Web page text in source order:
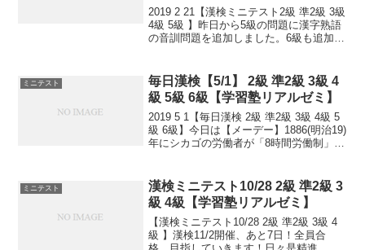
2019 2 21【漢検ミニテスト2級 準2級 3級
4級 5級 】昨日から5級の問題に漢字熟語
の音訓問題を追加しました。6級も追加し
歩から。 日々是精進、継続は力...
ミニテスト
毎日漢検【5/1】 2級 準2級 3級 4
級 5級 6級【学習塾リアルゼミ】
2019 5 1【毎日漢検 2級 準2級 3級 4級 5
級 6級】今日は【メーデー】1886(明治19)
年にシカゴの労働者が「8時間労働制」を
ョナル創立大会でこの...
ミニテスト
漢検ミニテスト10/28 2級 準2級 3
級 4級【学習塾リアルゼミ】
【漢検ミニテスト10/28 2級 準2級 3級 4
級 】漢検11/2開催、あと7日！全員合